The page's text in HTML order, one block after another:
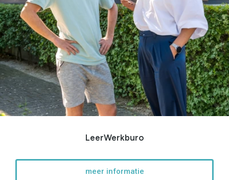
Re-integratie
Modulaire dienstverlening
WerkFit maken re-integratie
NaarWerk re-integratie
Budgetcoaching
Jobcenter & jobhunting
LeerWerkburo
meer informatie